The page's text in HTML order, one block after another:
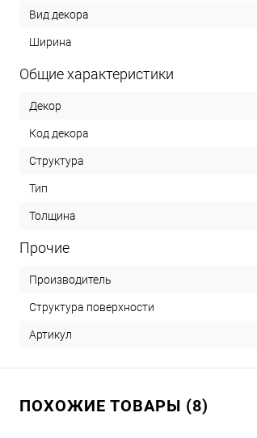
Вид декора
Ширина
Общие характеристики
Декор
Код декора
Структура
Тип
Толщина
Прочие
Производитель
Структура поверхности
Артикул
ПОХОЖИЕ ТОВАРЫ (8)